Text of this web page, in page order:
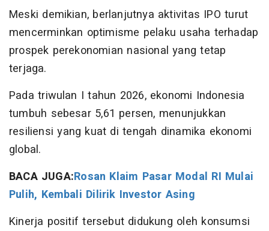
Meski demikian, berlanjutnya aktivitas IPO turut
mencerminkan optimisme pelaku usaha terhadap
prospek perekonomian nasional yang tetap
terjaga.
Pada triwulan I tahun 2026, ekonomi Indonesia
tumbuh sebesar 5,61 persen, menunjukkan
resiliensi yang kuat di tengah dinamika ekonomi
global.
BACA JUGA:Rosan Klaim Pasar Modal RI Mulai
Pulih, Kembali Dilirik Investor Asing
Kinerja positif tersebut didukung oleh konsumsi